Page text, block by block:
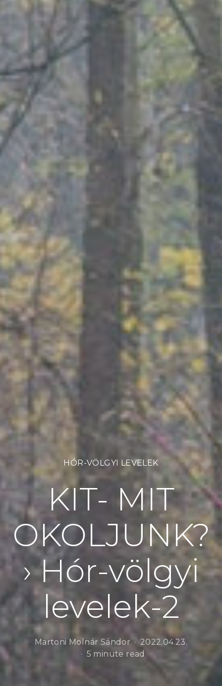
HÓR-VÖLGYI LEVELEK
KIT- MIT
OKOLJUNK?
› Hór-völgyi
levelek-2
Martoni Molnár Sándor
2022.04.23.
5 minute read